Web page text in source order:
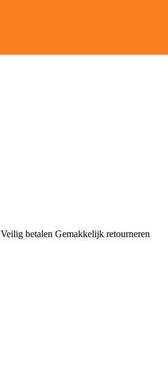
Veilig betalen Gemakkelijk retourneren